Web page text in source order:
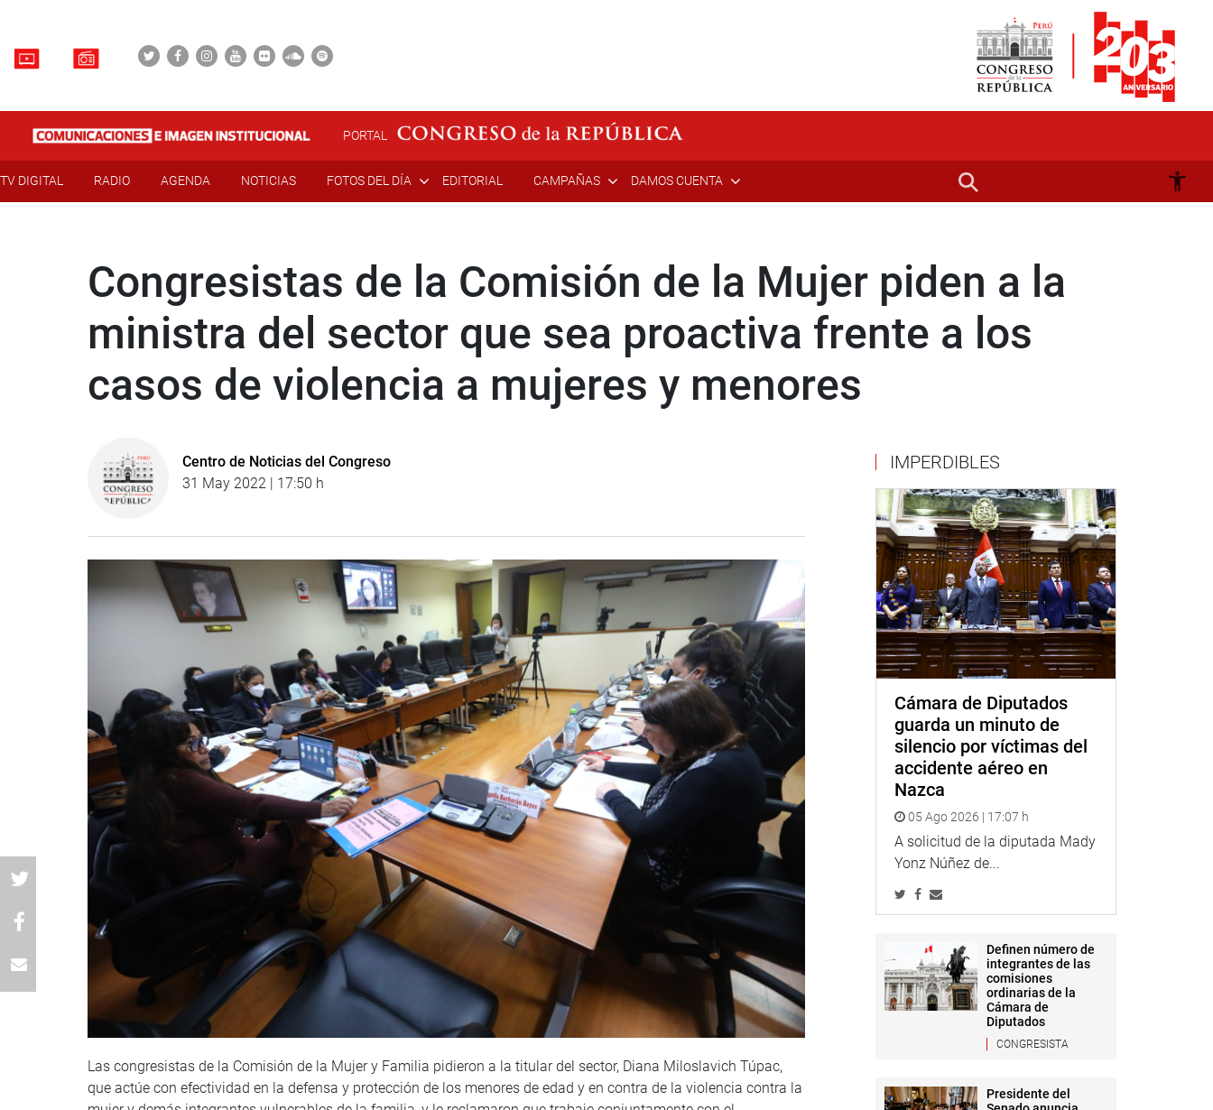
PORTAL
TV DIGITAL RADIO AGENDA NOTICIAS FOTOS DEL DÍA EDITORIAL CAMPAÑAS DAMOS CUENTA
Congresistas de la Comisión de la Mujer piden a la
ministra del sector que sea proactiva frente a los
casos de violencia a mujeres y menores
Centro de Noticias del Congreso
31 May 2022 | 17:50 h
Las congresistas de la Comisión de la Mujer y Familia pidieron a la titular del sector, Diana Miloslavich Túpac,
que actúe con efectividad en la defensa y protección de los menores de edad y en contra de la violencia contra la
IMPERDIBLES
Cámara de Diputados
guarda un minuto de
silencio por víctimas del
accidente aéreo en
Nazca
05 Ago 2026 | 17:07 h
A solicitud de la diputada Mady
Yonz Núñez de...
Definen número de
integrantes de las
comisiones
ordinarias de la
Cámara de
Diputados
CONGRESISTA
Presidente del